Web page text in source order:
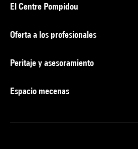
El Centre Pompidou
Oferta a los profesionales
Peritaje y asesoramiento
Espacio mecenas